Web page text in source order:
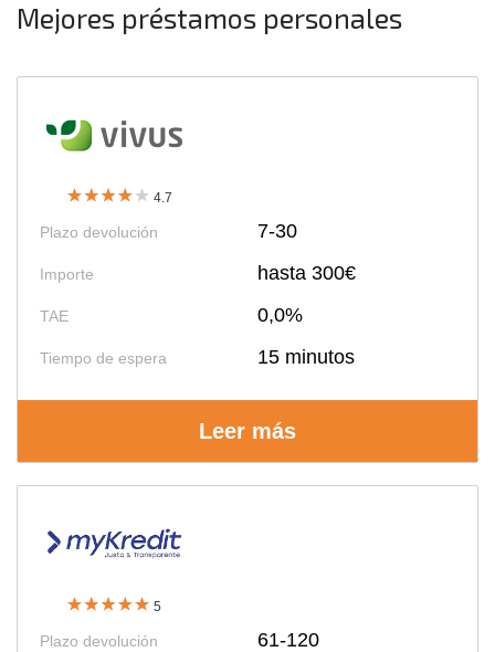
Mejores préstamos personales
4.7
Plazo devolución 7-30
Importe hasta 300€
TAE 0,0%
Tiempo de espera 15 minutos
Leer más
5
Plazo devolución 61-120